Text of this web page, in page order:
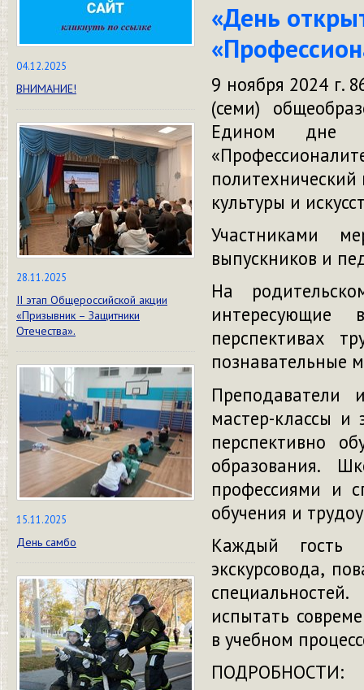
04.12.2025
ВНИМАНИЕ!
28.11.2025
II этап Общероссийской акции
«Призывник – Защитники
Отечества».
15.11.2025
День самбо
«День
9 ноября 2024 г.
(семи)
Едином дне
культуры и
Участниками
выпускников и
На
перспективах
познавательные
Преподаватели
мастер-классы и
перспективно
образования.
профессиями и
обучения и
Каждый гость
экскурсовода,
испытать
в учебном
ПОДРОБНОСТИ: